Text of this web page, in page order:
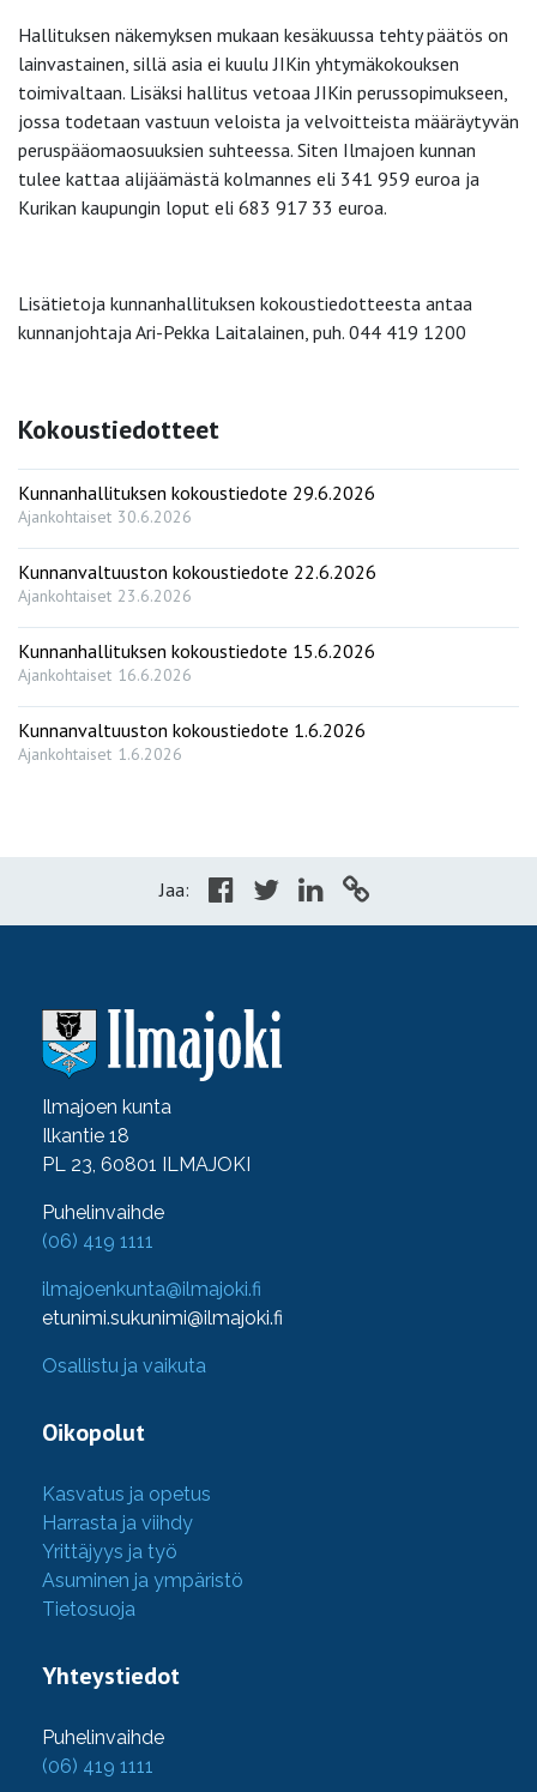
Hallituksen näkemyksen mukaan kesäkuussa tehty päätös on
lainvastainen, sillä asia ei kuulu JIKin yhtymäkokouksen
toimivaltaan. Lisäksi hallitus vetoaa JIKin perussopimukseen,
jossa todetaan vastuun veloista ja velvoitteista määräytyvän
peruspääomaosuuksien suhteessa. Siten Ilmajoen kunnan
tulee kattaa alijäämästä kolmannes eli 341 959 euroa ja
Kurikan kaupungin loput eli 683 917 33 euroa.
Lisätietoja kunnanhallituksen kokoustiedotteesta antaa
kunnanjohtaja Ari-Pekka Laitalainen, puh. 044 419 1200
Kokoustiedotteet
Kunnanhallituksen kokoustiedote 29.6.2026
Ajankohtaiset 30.6.2026
Kunnanvaltuuston kokoustiedote 22.6.2026
Ajankohtaiset 23.6.2026
Kunnanhallituksen kokoustiedote 15.6.2026
Ajankohtaiset 16.6.2026
Kunnanvaltuuston kokoustiedote 1.6.2026
Ajankohtaiset 1.6.2026
Jaa:
Ilmajoen kunta
Ilkantie 18
PL 23, 60801 ILMAJOKI
Puhelinvaihde
(06) 419 1111
ilmajoenkunta@ilmajoki.fi
etunimi.sukunimi@ilmajoki.fi
Osallistu ja vaikuta
Oikopolut
Kasvatus ja opetus
Harrasta ja viihdy
Yrittäjyys ja työ
Asuminen ja ympäristö
Tietosuoja
Yhteystiedot
Puhelinvaihde
(06) 419 1111